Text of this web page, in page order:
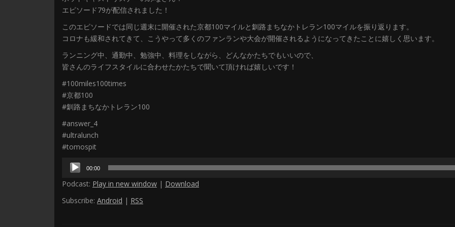
エピソード79が配信されました！
このエピソードでは同じ週末に開催された京都100マイルと釧路まちなかトレラン100マイルを振り返ります。
コロナも緩和されてきて、こうやって多くのファンランや大会が開催されるようになってきたことに嬉しく思います。
ランニング中、通勤中、勉強中、料理をしながら、どんなかたちでもいいので、
皆さんのライフスタイルに合わせたかたちで聞いて頂ければ嬉しいです！
#100miles100times
#京都100
#釧路まちなかトレラン100
#answer_4
#ultralunch
#tomospit
プ
レ
00:00
Podcast: Play in new window | Download
Subscribe: Android | RSS